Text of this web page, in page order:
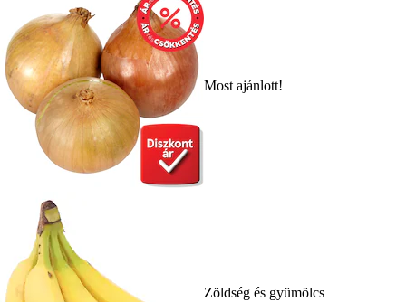
Most ajánlott!
Zöldség és gyümölcs